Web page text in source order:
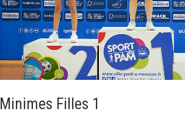
Minimes Filles 1